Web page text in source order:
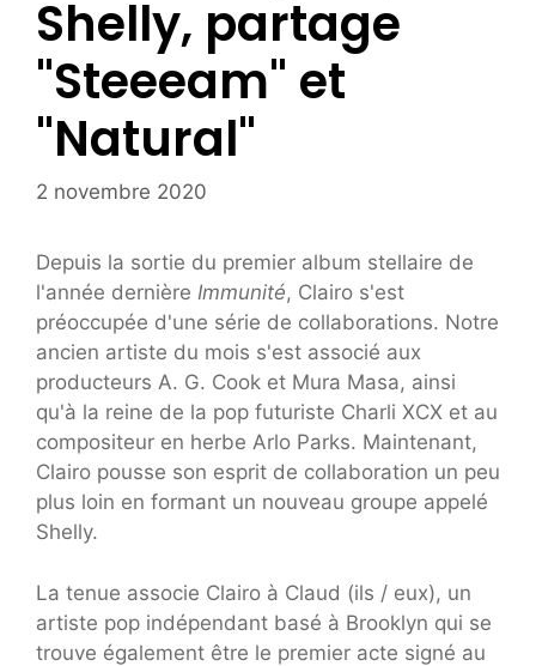
Shelly, partage
"Steeeam" et
"Natural"
2 novembre 2020
Depuis la sortie du premier album stellaire de
l'année dernière Immunité, Clairo s'est
préoccupée d'une série de collaborations. Notre
ancien artiste du mois s'est associé aux
producteurs A. G. Cook et Mura Masa, ainsi
qu'à la reine de la pop futuriste Charli XCX et au
compositeur en herbe Arlo Parks. Maintenant,
Clairo pousse son esprit de collaboration un peu
plus loin en formant un nouveau groupe appelé
Shelly.
La tenue associe Clairo à Claud (ils / eux), un
artiste pop indépendant basé à Brooklyn qui se
trouve également être le premier acte signé au